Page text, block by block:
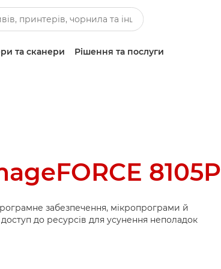
та сканери Рішення та послуги
8105P
забезпечення, мікропрограми й
до ресурсів для усунення неполадок